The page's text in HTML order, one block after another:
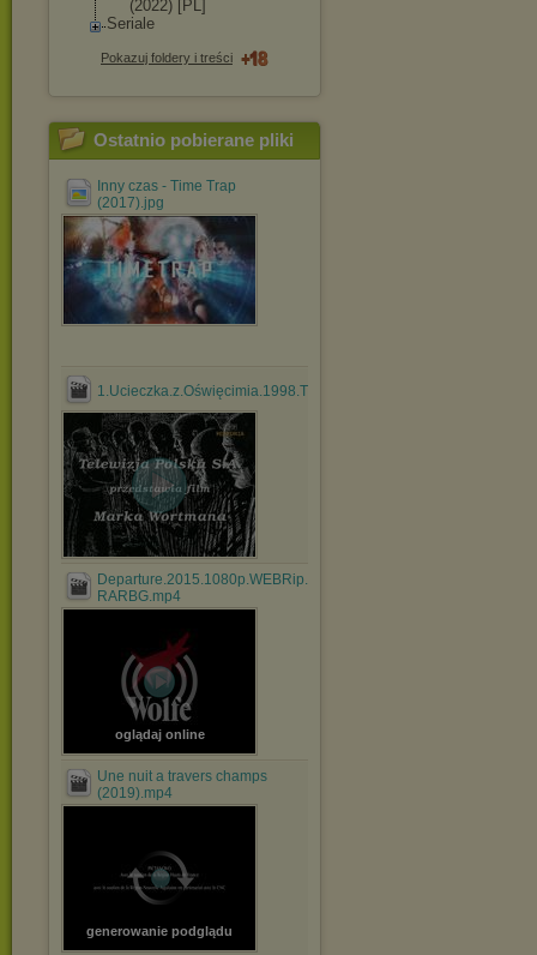
(2022) [PL]
Seriale
Pokazuj foldery i treści
Ostatnio pobierane pliki
Inny czas - Time Trap
(2017).jpg
1.Ucieczka.z.Oświęcimia.1998.TVRip.XviD.avi
Departure.2015.1080p.WEBRip.x264-
RARBG.mp4
oglądaj online
Une nuit a travers champs
(2019).mp4
generowanie podglądu